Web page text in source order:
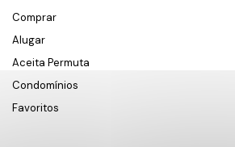
Comprar
Alugar
Aceita Permuta
Condomínios
Favoritos